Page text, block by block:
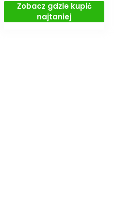
Zobacz gdzie kupić
najtaniej